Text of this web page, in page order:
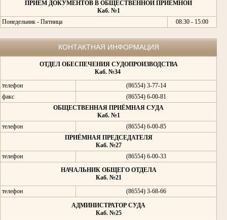
ПРИЁМ ДОКУМЕНТОВ В ОБЩЕСТВЕННОЙ ПРИЁМНОЙ
Каб. №1
Понедельник - Пятница
08:30 - 15:00
КОНТАКТНАЯ ИНФОРМАЦИЯ
ОТДЕЛ ОБЕСПЕЧЕНИЯ СУДОПРОИЗВОДСТВА
Каб. №34
телефон
(86554) 3-77-14
факс
(86554) 6-00-81
ОБЩЕСТВЕННАЯ ПРИЁМНАЯ СУДА
Каб. №1
телефон
(86554) 6-00-85
ПРИЁМНАЯ ПРЕДСЕДАТЕЛЯ
Каб. №27
телефон
(86554) 6-00-33
НАЧАЛЬНИК ОБЩЕГО ОТДЕЛА
Каб. №21
телефон
(86554) 3-68-66
АДМИНИСТРАТОР СУДА
Каб. №25